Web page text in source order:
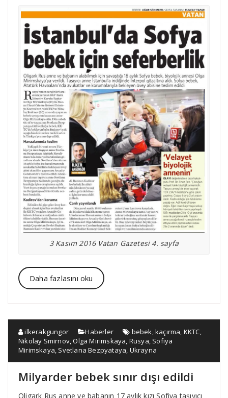
3 Kasım 2016 Vatan Gazetesi 4. sayfa
Daha fazlasını oku
ilkerakgungor Haberler bebek,kaçırma, KKTC,
Nikolay Smirnov,Olga Mirimskaya, Rusya, Sofiya
Mirimskaya, Svetlana Bezpyataya, Ukrayna
Milyarder bebek sınır dışı edildi
Oligark Rus anne ve babanın 17 aylık kızı Sofiya taşıyıcı